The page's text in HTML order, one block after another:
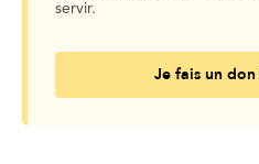
servir.
Je fais un